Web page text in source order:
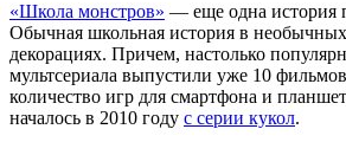
«Школа монстров» — еще одна история
Обычная школьная история в
декорациях. Причем, настолько
мультсериала выпустили уже 10
количество игр для смартфона и
началось в 2010 году с серии кукол.